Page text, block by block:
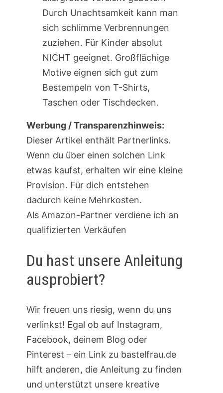
Durch Unachtsamkeit kann man
sich schlimme Verbrennungen
zuziehen. Für Kinder absolut
NICHT geeignet. Großflächige
Motive eignen sich gut zum
Bestempeln von T-Shirts,
Taschen oder Tischdecken.
Werbung / Transparenzhinweis:
Dieser Artikel enthält Partnerlinks.
Wenn du über einen solchen Link
etwas kaufst, erhalten wir eine kleine
Provision. Für dich entstehen
dadurch keine Mehrkosten.
Als Amazon-Partner verdiene ich an
qualifizierten Verkäufen
Du hast unsere Anleitung
ausprobiert?
Wir freuen uns riesig, wenn du uns
verlinkst! Egal ob auf Instagram,
Facebook, deinem Blog oder
Pinterest – ein Link zu bastelfrau.de
hilft anderen, die Anleitung zu finden
und unterstützt unsere kreative